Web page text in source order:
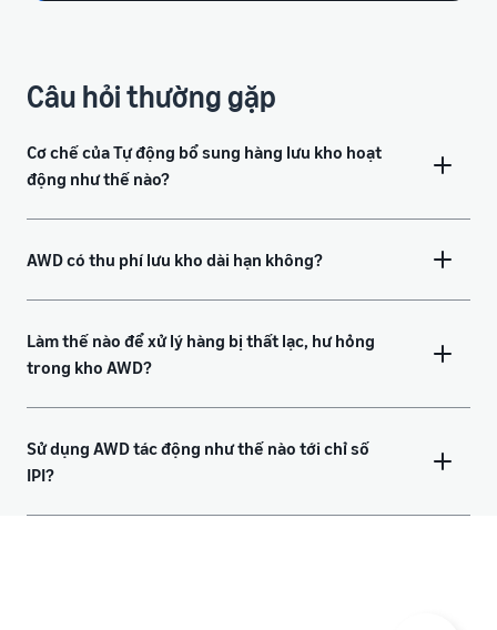
Câu hỏi thường gặp
Cơ chế của Tự động bổ sung hàng lưu kho hoạt
động như thế nào?
AWD có thu phí lưu kho dài hạn không?
Làm thế nào để xử lý hàng bị thất lạc, hư hỏng
trong kho AWD?
Sử dụng AWD tác động như thế nào tới chỉ số
IPI?